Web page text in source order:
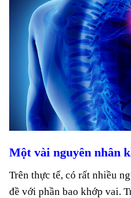
Một vài nguyên nhân
Trên thực tế, có rất nhiều
đề với phần bao khớp vai.